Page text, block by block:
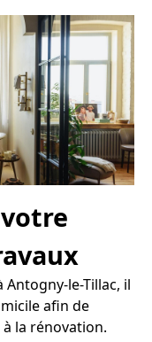
le-Tillac, il
afin de
la rénovation.